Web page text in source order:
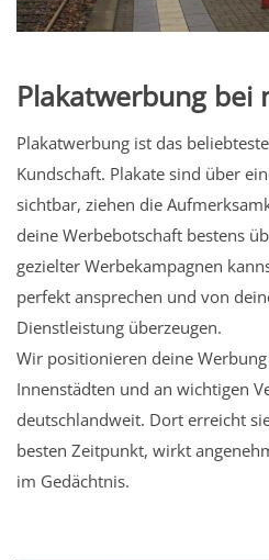
Plakatwerbung bei
Plakatwerbung ist das
Kundschaft. Plakate sind über
sichtbar, ziehen die
deine Werbebotschaft bestens
gezielter Werbekampagnen
perfekt ansprechen und von
Dienstleistung überzeugen.
Wir positionieren deine
Innenstädten und an wichtigen
deutschlandweit. Dort erreicht
besten Zeitpunkt, wirkt
im Gedächtnis.